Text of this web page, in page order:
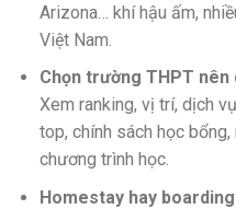
Arizona… khí hậu ấm,
Việt Nam.
Chọn trường THPT
Xem ranking, vị trí, dịch
top, chính sách học
chương trình học.
Homestay hay